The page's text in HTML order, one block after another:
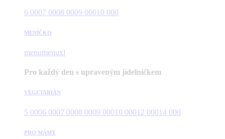
6 0007 0008 0009 00010 000
MENÍČKO
menumenuxl
Pro každý den s upraveným jídelníčkem
VEGETARIÁN
5 0006 0007 0008 0009 00010 00012 00014 000
PRO MÁMY